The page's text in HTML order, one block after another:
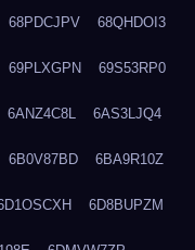
68PDCJPV 68QHDOI3
69PLXGPN 69S53RP0
6ANZ4C8L 6AS3LJQ4
6B0V87BD 6BA9R10Z
6D8BUPZM